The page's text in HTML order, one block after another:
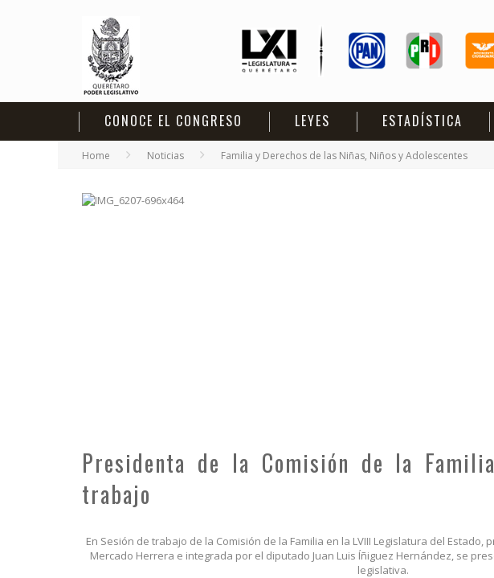
CONOCE EL CONGRESO LEYES ESTADÍSTICA
Home Noticias Familia y Derechos de las Niñas, Niños y Adolescentes
Presidenta de la Comisión de la
trabajo
En Sesión de trabajo de la Comisión de la Familia en la LVIII Legislatura del
Mercado Herrera e integrada por el diputado Juan Luis Íñiguez Hernández, se
legislativa.